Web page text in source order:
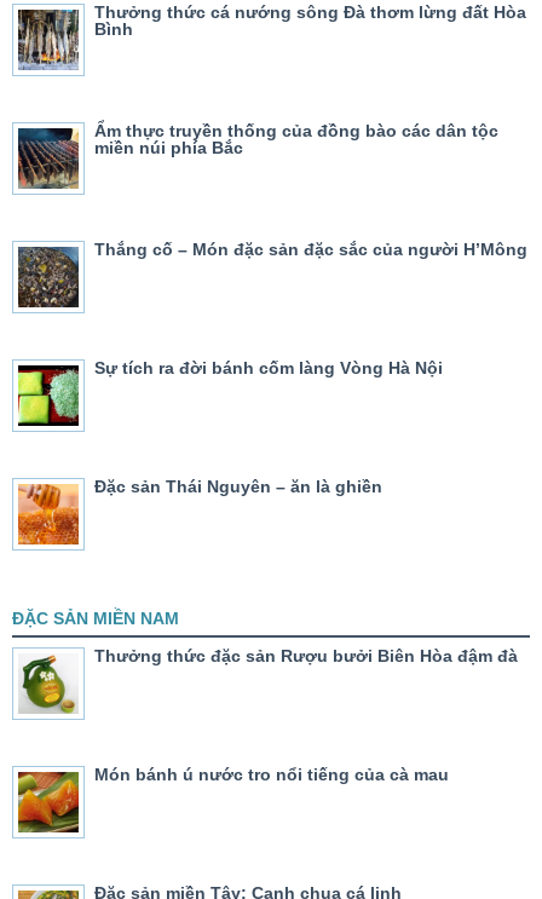
Thưởng thức cá nướng sông Đà thơm lừng đất Hòa
Bình
Ẩm thực truyền thống của đồng bào các dân tộc
miền núi phía Bắc
Thắng cố – Món đặc sản đặc sắc của người H’Mông
Sự tích ra đời bánh cốm làng Vòng Hà Nội
Đặc sản Thái Nguyên – ăn là ghiền
ĐẶC SẢN MIỀN NAM
Thưởng thức đặc sản Rượu bưởi Biên Hòa đậm đà
Món bánh ú nước tro nổi tiếng của cà mau
Đặc sản miền Tây: Canh chua cá linh